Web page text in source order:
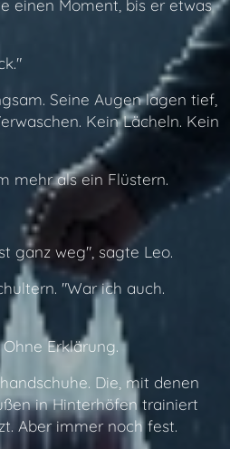
einen Moment, bis er etwas
Seine Augen lagen tief,
Kein Lächeln. Kein
mehr als ein Flüstern.
ganz weg", sagte Leo.
"War ich auch.
Erklärung.
Die, mit denen
in Hinterhöfen trainiert
Aber immer noch fest.